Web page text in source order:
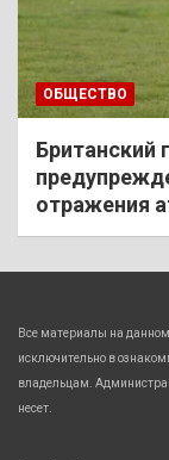
ОБЩЕСТВО
Британский
отражения
Все материалы на
исключительно в
владельцам.
несет.